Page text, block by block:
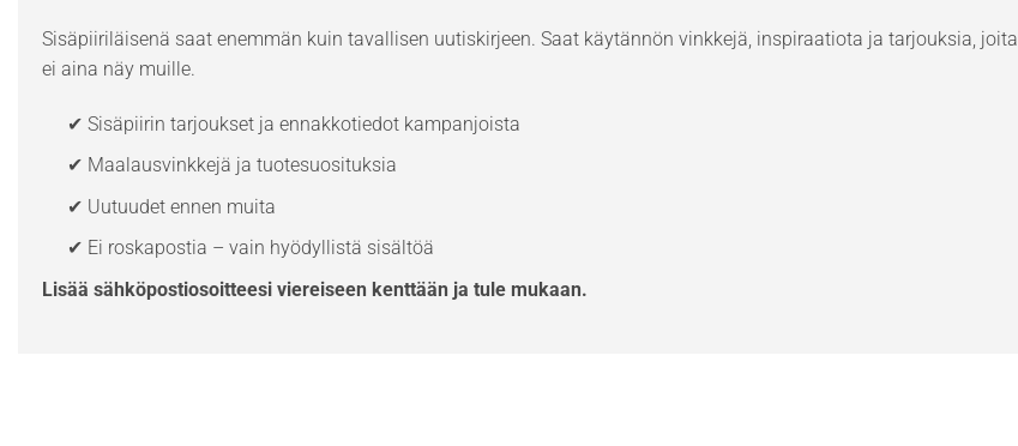
Sisäpiiriläisenä saat enemmän kuin tavallisen uutiskirjeen. Saat käytännön vinkkejä, inspiraatiota ja tarjouksia, joita
ei aina näy muille.
✔ Sisäpiirin tarjoukset ja ennakkotiedot kampanjoista
✔ Maalausvinkkejä ja tuotesuosituksia
✔ Uutuudet ennen muita
✔ Ei roskapostia – vain hyödyllistä sisältöä
Lisää sähköpostiosoitteesi viereiseen kenttään ja tule mukaan.